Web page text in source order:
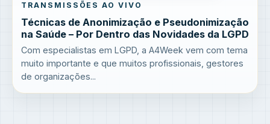
TRANSMISSÕES AO VIVO
Técnicas de Anonimização e Pseudonimização
na Saúde – Por Dentro das Novidades da LGPD
Com especialistas em LGPD, a A4Week vem com tema
muito importante e que muitos profissionais, gestores
de organizações...